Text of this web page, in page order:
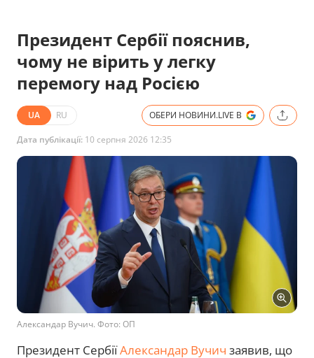
Президент Сербії пояснив,
чому не вірить у легку
перемогу над Росією
UA RU ОБЕРИ НОВИНИ.LIVE В
Дата публікації: 10 серпня 2026 12:35
Александар Вучич. Фото: ОП
Президент СербіїАлександар Вучич заявив, що